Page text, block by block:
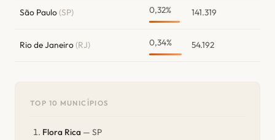
São Paulo(SP) 0,32% 141.319
Rio de Janeiro(RJ) 0,34% 54.192
TOP 10 MUNICÍPIOS
Flora Rica — SP